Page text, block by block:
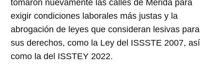
tomaron nuevamente las calles de Mérida para
exigir condiciones laborales más justas y la
abrogación de leyes que consideran lesivas para
sus derechos, como la Ley del ISSSTE 2007, así
como la del ISSTEY 2022.